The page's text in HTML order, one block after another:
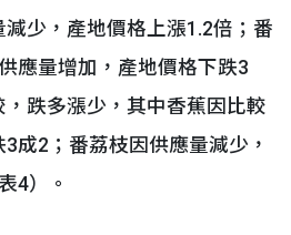
少，產地價格上漲1.2倍；番
應量增加，產地價格下跌3
跌多漲少，其中香蕉因比較
成2；番荔枝因供應量減少，
4）。